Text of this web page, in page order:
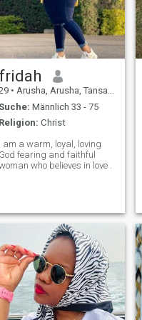
Sonnenuntergänge
barfuß am
spaziere und neue
erkunde. Ich glaube an
Liebe, die ehrlich,
und voller Lachen
ist.
fridah
• Arusha, Arusha, Tansania
Suche: Männlich 33 - 75
Religion: Christ
I am a warm, loyal, loving
God fearing and faithful
who believes in love .